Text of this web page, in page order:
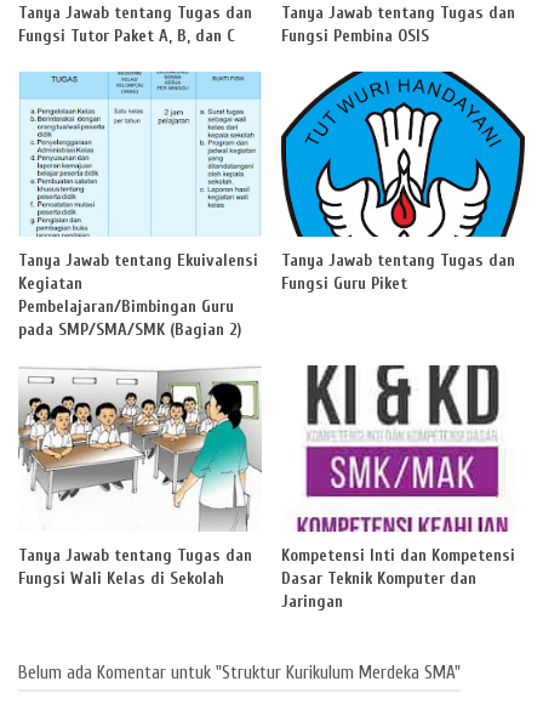
Tanya Jawab tentang Tugas dan
Fungsi Tutor Paket A, B, dan C
Tanya Jawab tentang Tugas dan
Fungsi Pembina OSIS
Tanya Jawab tentang Ekuivalensi
Kegiatan
Pembelajaran/Bimbingan Guru
pada SMP/SMA/SMK (Bagian 2)
Tanya Jawab tentang Tugas dan
Fungsi Guru Piket
Tanya Jawab tentang Tugas dan
Fungsi Wali Kelas di Sekolah
Kompetensi Inti dan Kompetensi
Dasar Teknik Komputer dan
Jaringan
Belum ada Komentar untuk "Struktur Kurikulum Merdeka SMA"